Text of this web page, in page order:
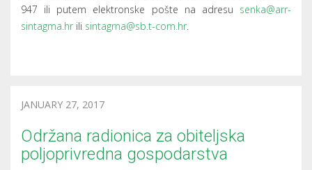
947 ili putem elektronske pošte na adresu senka@arr-
sintagma.hr ili sintagma@sb.t-com.hr.
JANUARY 27, 2017
Održana radionica za obiteljska
poljoprivredna gospodarstva